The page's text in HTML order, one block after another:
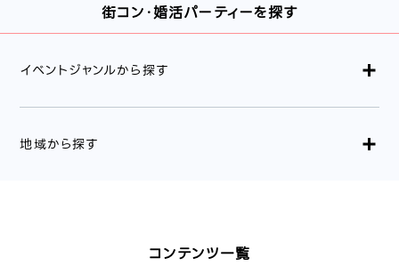
街コン・婚活パーティーを探す
イベントジャンルから探す
地域から探す
コンテンツ一覧